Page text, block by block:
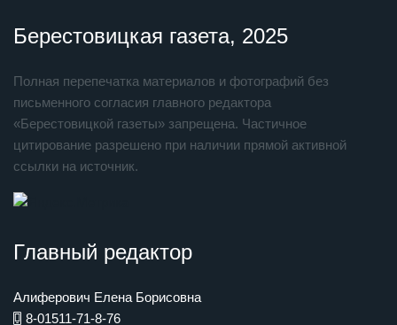
Берестовицкая газета, 2025
Полная перепечатка материалов и фотографий без
письменного согласия главного редактора
«Берестовицкой газеты» запрещена. Частичное
цитирование разрешено при наличии прямой активной
ссылки на источник.
Главный редактор
Алиферович Елена Борисовна
8-01511-71-8-76